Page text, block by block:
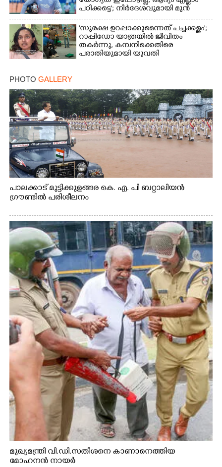
പഠിക്കട്ടെ'; നിർദേശവുമായി മുൻ
ക്രിക്കറ്റ് താരം
'സുരക്ഷ ഉറപ്പാക്കുമെന്നത് പച്ചക്കള്ളം';
റാപ്പിഡോ യാത്രയിൽ ജീവിതം
തകർന്നു, കമ്പനിക്കെതിരെ
പരാതിയുമായി യുവതി
PHOTO GALLERY
പാലക്കാട് മുട്ടിക്കുളങ്ങര കെ. എ. പി ബറ്റാലിയൻ
ഗ്രൗണ്ടിൽ പരിശീലനം
മുഖ്യമന്ത്രി വി.ഡി.സതീശനെ കാണാനെത്തിയ
മോഹനൻ നായർ